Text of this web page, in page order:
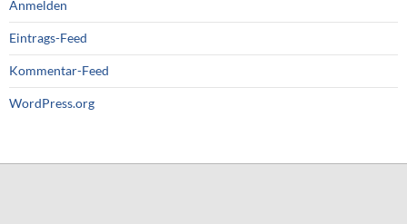
Anmelden
Eintrags-Feed
Kommentar-Feed
WordPress.org